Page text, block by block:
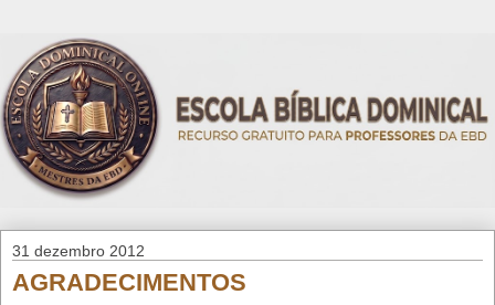
31 dezembro 2012
AGRADECIMENTOS